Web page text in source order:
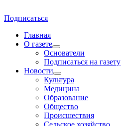
Подписаться
Главная
О газете
Основатели
Подписаться на газету
Новости
Культура
Медицина
Образование
Общество
Происшествия
Сельское хозяйство